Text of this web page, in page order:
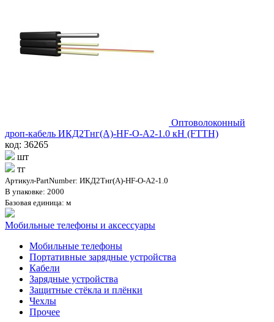
Оптоволоконный
дроп-кабель ИКД2Тнг(А)-HF-O-А2-1.0 кН (FTTH)
код: 36265
шт
тг
Артикул-PartNumber: ИКД2Тнг(A)-HF-О-А2-1.0
В упаковке: 2000
Базовая единица: м
Мобильные телефоны и аксессуары
Мобильные телефоны
Портативные зарядные устройства
Кабели
Зарядные устройства
Защитные стёкла и плёнки
Чехлы
Прочее